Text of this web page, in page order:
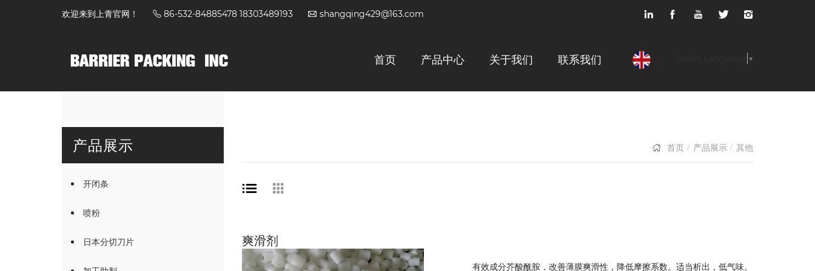
欢迎来到上青官网！ 86-532-84885478 18303489193 shangqing429@163.com
▼
首页 产品中心 关于我们 联系我们
产品展示
开闭条
喷粉
日本分切刀片
首页 产品展示 其他
爽滑剂
有效成分芥酸酰胺，改善薄膜爽滑性，降低摩擦系数。适当析出，低气味。